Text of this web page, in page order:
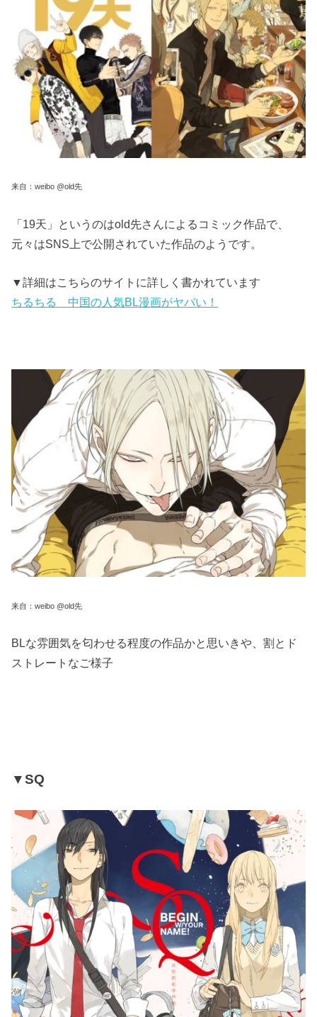
来自：weibo @old先
「19天」というのはold先さんによるコミック作品で、
元々はSNS上で公開されていた作品のようです。
▼詳細はこちらのサイトに詳しく書かれています
ちるちる 中国の人気BL漫画がヤバい！
来自：weibo @old先
BLな雰囲気を匂わせる程度の作品かと思いきや、割とド
ストレートなご様子
▼SQ